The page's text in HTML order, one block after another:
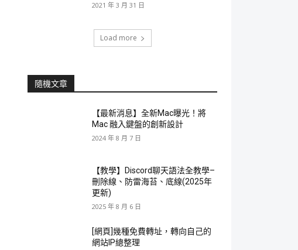
2021 年 3 月 31 日
Load more
隨機文章
【最新消息】全新Mac曝光！將
Mac 融入鍵盤的創新設計
2024 年 8 月 7 日
【教學】Discord聊天語法全教學–
刪除線、防雷海苔、底線(2025年
更新)
2025 年 8 月 6 日
[網頁]幾種免費轉址，轉向自己的
網站IP總整理